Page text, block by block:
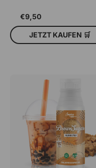
€9,50
JETZT KAUFEN 🛒
IN DEN WARENKORB